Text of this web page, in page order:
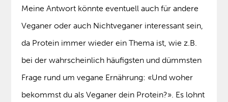
Meine Antwort könnte eventuell auch für andere
Veganer oder auch Nichtveganer interessant sein,
da Protein immer wieder ein Thema ist, wie z.B.
bei der wahrscheinlich häufigsten und dümmsten
Frage rund um vegane Ernährung: «Und woher
bekommst du als Veganer dein Protein?». Es lohnt